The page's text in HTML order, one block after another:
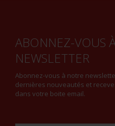
ABONNEZ-VOUS
NEWSLETTER
Abonnez-vous à notre
dernières nouveautés et
dans votre boite email.